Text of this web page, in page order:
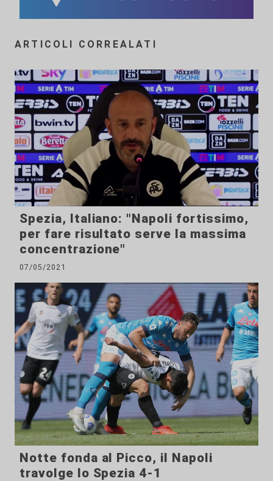
ARTICOLI CORREALATI
Spezia, Italiano: "Napoli fortissimo,
per fare risultato serve la massima
concentrazione"
07/05/2021
Notte fonda al Picco, il Napoli
travolge lo Spezia 4-1